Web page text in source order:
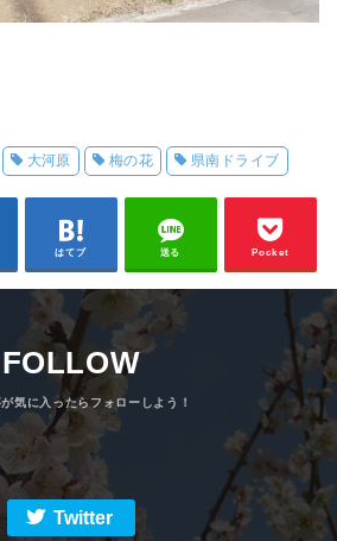
大河原 梅の花 県南ドライブ
はてブ 送る Pocket
FOLLOW
Twitter